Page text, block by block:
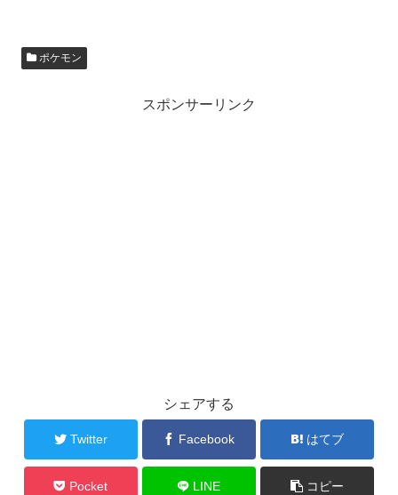
ポケモン
スポンサーリンク
シェアする
Twitter Facebook はてブ
Pocket LINE コピー